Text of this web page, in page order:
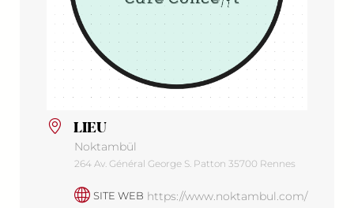
LIEU
Noktambül
264 Av. Général George S. Patton 35700 Rennes
SITE WEB https://www.noktambul.com/